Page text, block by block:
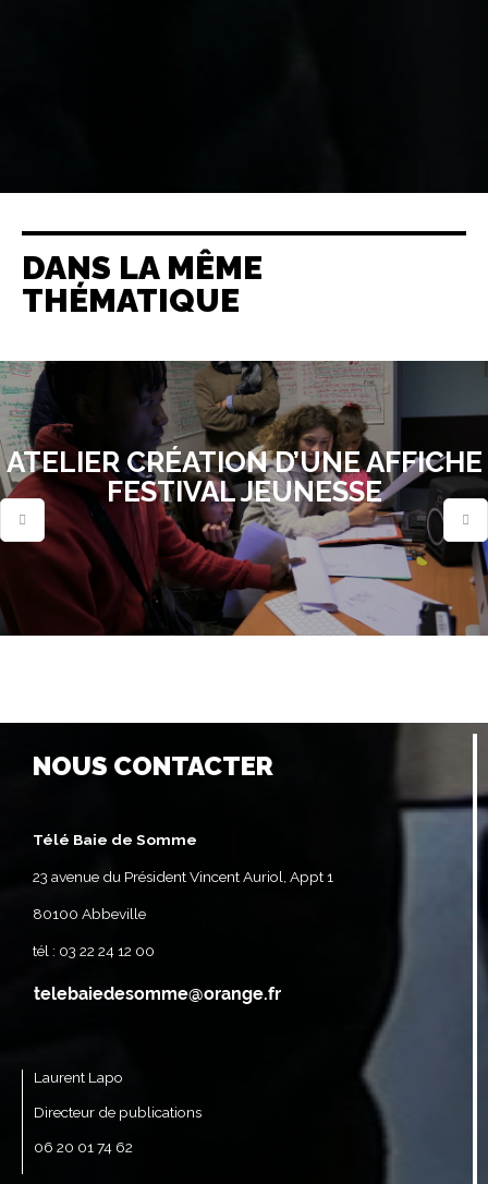
DANS LA MÊME
THÉMATIQUE
ATELIER CRÉATION D’UNE AFFICHE
FESTIVAL JEUNESSE
NOUS CONTACTER
Télé Baie de Somme
23 avenue du Président Vincent Auriol, Appt 1
80100 Abbeville
tél : 03 22 24 12 00
Laurent Lapo
Directeur de publications
06 20 01 74 62